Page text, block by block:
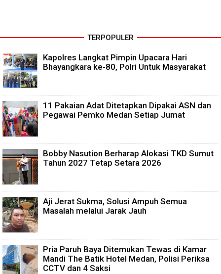
TERPOPULER
Kapolres Langkat Pimpin Upacara Hari
Bhayangkara ke-80, Polri Untuk Masyarakat
11 Pakaian Adat Ditetapkan Dipakai ASN dan
Pegawai Pemko Medan Setiap Jumat
Bobby Nasution Berharap Alokasi TKD Sumut
Tahun 2027 Tetap Setara 2026
Aji Jerat Sukma, Solusi Ampuh Semua
Masalah melalui Jarak Jauh
Pria Paruh Baya Ditemukan Tewas di Kamar
Mandi The Batik Hotel Medan, Polisi Periksa
CCTV dan 4 Saksi